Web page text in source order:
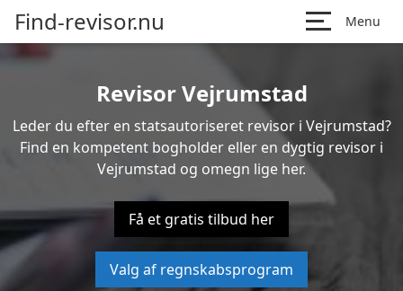
Find-revisor.nu Menu
Revisor Vejrumstad
Leder du efter en statsautoriseret revisor i Vejrumstad?
Find en kompetent bogholder eller en dygtig revisor i
Vejrumstad og omegn lige her.
Få et gratis tilbud her
Valg af regnskabsprogram